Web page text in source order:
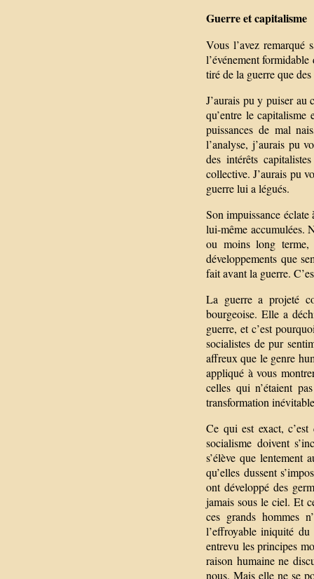
Guerre et capitalisme
Vous l’avez remarqué
l’événement
tiré de la guerre que
J’aurais pu y puiser au
qu’entre le
puissances de mal
l’analyse, j’aurais pu
des intérêts
collective. J’aurais pu
guerre lui a légués.
Son impuissance
lui-même accumulées.
ou moins long
développements que
fait avant la guerre.
La guerre a projeté
bourgeoise. Elle a
guerre, et c’est
socialistes de pur
affreux que le genre
appliqué à vous
celles qui n’étaient
transformation
Ce qui est exact,
socialisme doivent
s’élève que lentement
qu’elles dussent
ont développé des
jamais sous le ciel. Et
ces grands hommes
l’effroyable iniquité du
entrevu les principes
raison humaine ne
nous. Mais elle ne se